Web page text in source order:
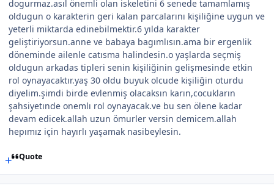
dogurmaz.asıl önemli olan iskeletini 6 senede tamamlamış
oldugun o karakterin geri kalan parcalarını kişiliğine uygun ve
yeterli miktarda edinebilmektir.6 yılda karakter
geliştiriyorsun.anne ve babaya bagımlısın.ama bir ergenlik
döneminde ailenle catısma halindesin.o yaşlarda seçmiş
oldugun arkadas tipleri senin kişiliğinin gelişmesinde etkin
rol oynayacaktır.yaş 30 oldu buyuk olcude kişiliğin oturdu
diyelim.şimdi birde evlenmiş olacaksın karın,cocukların
şahsiyetınde onemlı rol oynayacak.ve bu sen ölene kadar
devam edicek.allah uzun ömurler versin demicem.allah
hepımız için hayırlı yaşamak nasibeylesin.
Quote